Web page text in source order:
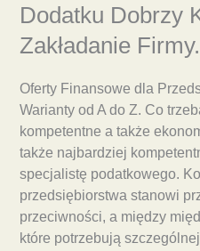
Dodatku Dobrzy
Zakładanie Firmy.
Oferty Finansowe dla
Warianty od A do Z. Co
kompetentne a także
także najbardziej
specjalistę podatkowego.
przedsiębiorstwa stanowi
przeciwności, a między
które potrzebują